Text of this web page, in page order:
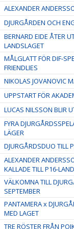
ALEXANDER
DJURGÅRDEN OCH
BERNARD EIDE ÅTER
LANDSLAGET
MÅLGLATT FÖR DIF-
FRIENDLIES
NIKOLAS JOVANOVIC
UPPSTART FÖR
LUCAS NILSSON BLIR
FYRA
LÄGER
DJURGÅRDSDUO TILL
ALEXANDER
KALLADE TILL P16-
VÄLKOMNA TILL
SEPTEMBER
PANTAMERA x
MED LAGET
TRE RÖSTER FRÅN